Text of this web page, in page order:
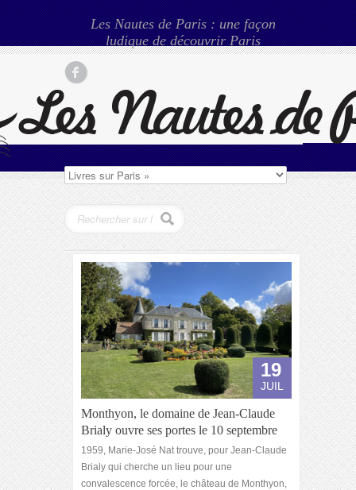
Les Nautes de Paris : une façon
ludique de découvrir Paris
19
JUIL
Monthyon, le domaine de Jean-Claude
Brialy ouvre ses portes le 10 septembre
1959, Marie-José Nat trouve, pour Jean-Claude
Brialy qui cherche un lieu pour une
convalescence forcée, le château de Monthyon,